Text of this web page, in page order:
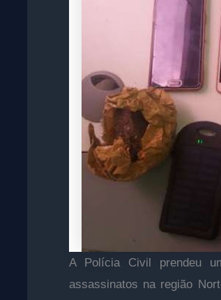
A Polícia Civil prendeu
assassinatos na região